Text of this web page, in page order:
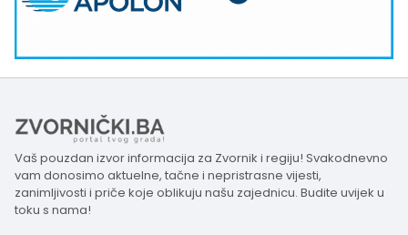
Vaš pouzdan izvor informacija za Zvornik i regiju! Svakodnevno
vam donosimo aktuelne, tačne i nepristrasne vijesti,
zanimljivosti i priče koje oblikuju našu zajednicu. Budite uvijek u
toku s nama!